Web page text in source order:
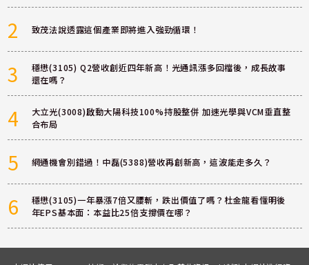
2 致茂法說透露這個產業即將進入強勁循環！
3
穩懋(3105) Q2營收創近四年新高！光通訊漲多回檔後，成長故事
還在嗎？
4
大立光(3008)啟動大陽科技100%持股整併 加速光學與VCM垂直整
合布局
5 網通機會別錯過！中磊(5388)營收再創新高，這波能走多久？
6
穩懋(3105)一年暴漲7倍又腰斬，跌出價值了嗎？杜金龍看懂明後
年EPS基本面：本益比25倍支撐價在哪？